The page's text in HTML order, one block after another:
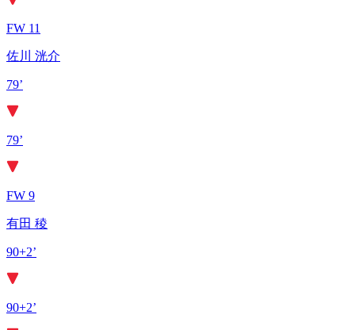
FW 11
佐川 洸介
79’
79’
FW 9
有田 稜
90+2’
90+2’